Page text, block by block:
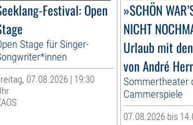
Festival: Open
Stage für Singer-
07.08.2026 | 19:30
»SCHÖN
NICHT
Urlaub mit
von André
Sommertheater
Cammerspiele
07.08.2026 bis